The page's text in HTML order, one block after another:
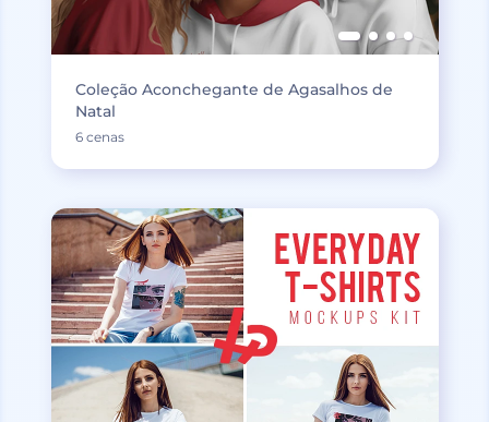
Coleção Aconchegante de Agasalhos de
Natal
6 cenas